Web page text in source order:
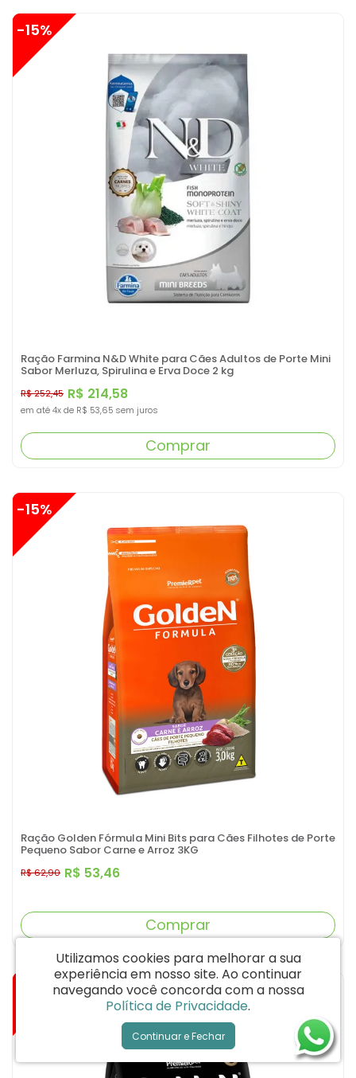
Ração Farmina N&D White para Cães Adultos de Porte Mini
Sabor Merluza, Spirulina e Erva Doce 2 kg
R$ 214,58
R$ 252,45
-15%
em até 4x de R$ 53,65 sem juros
Comprar
Ração Golden Fórmula Mini Bits para Cães Filhotes de Porte
Pequeno Sabor Carne e Arroz 3KG
R$ 53,46
R$ 62,90
-15%
Comprar
Utilizamos cookies para melhorar a sua
experiência em nosso site. Ao continuar
navegando você concorda com a nossa
Política de Privacidade.
Continuar e Fechar